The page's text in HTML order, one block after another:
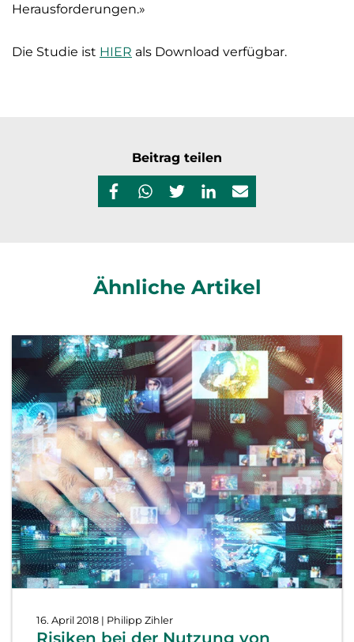
Herausforderungen.»
Die Studie ist HIER als Download verfügbar.
Beitrag teilen
Ähnliche Artikel
16. April 2018 | Philipp Zihler
Risiken bei der Nutzung von